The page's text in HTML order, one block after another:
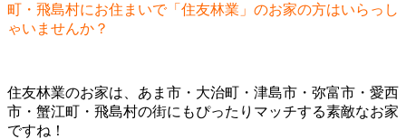
町・飛島村にお住まいで「住友林業」のお家の方はいらっし
ゃいませんか？
住友林業のお家は、あま市・大治町・津島市・弥富市・愛西
市・蟹江町・飛島村の街にもぴったりマッチする素敵なお家
ですね！